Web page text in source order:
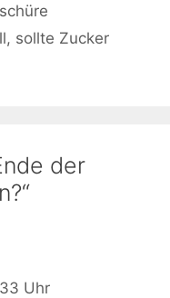
sollte Zucker
der
Uhr